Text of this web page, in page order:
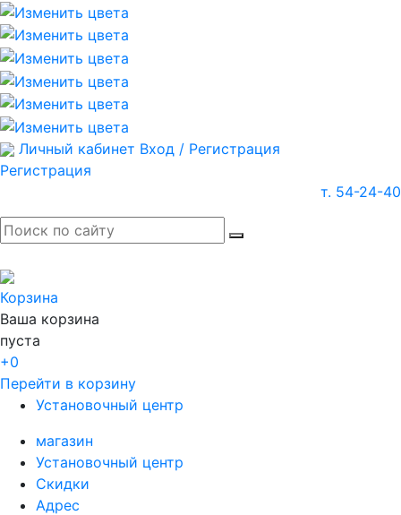
Личный кабинет Вход / Регистрация
Регистрация
т. 54-24-40
Корзина
Ваша корзина
пуста
+0
Перейти в корзину
Установочный центр
магазин
Установочный центр
Скидки
Адрес